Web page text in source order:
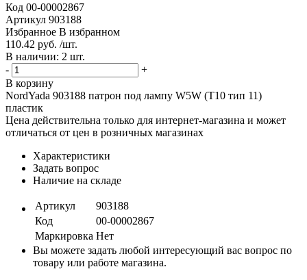
Код 00-00002867
Артикул 903188
Избранное В избранном
110.42 руб. /шт.
В наличии: 2 шт.
-
+
В корзину
NordYada 903188 патрон под лампу W5W (Т10 тип 11)
пластик
Цена действительна только для интернет-магазина и может
отличаться от цен в розничных магазинах
Характеристики
Задать вопрос
Наличие на складе
Артикул
903188
Код
00-00002867
Маркировка Нет
Вы можете задать любой интересующий вас вопрос по
товару или работе магазина.